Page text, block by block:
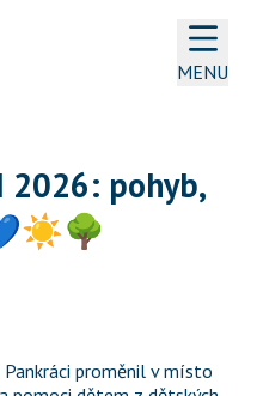
MENU
2026: pohyb,
proměnil v místo